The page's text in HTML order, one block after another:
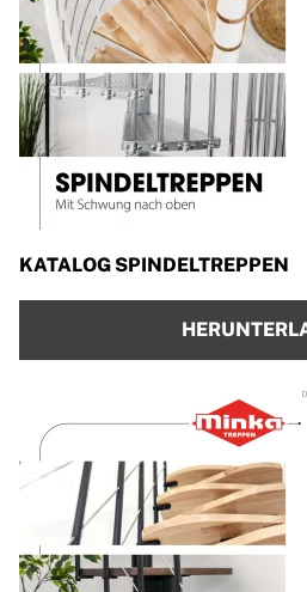
KATALOG SPINDELTREPPEN